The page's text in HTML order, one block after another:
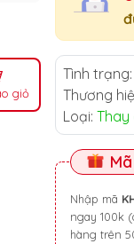
giỏ
Tình trạng:
Thương
Loại: Thay
Nhập mã
ngay 100k
hàng trên